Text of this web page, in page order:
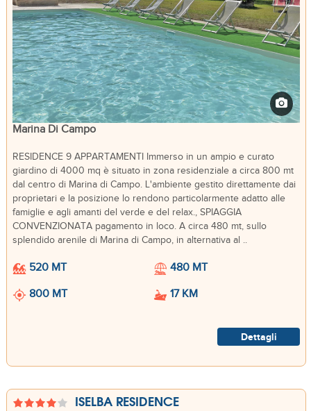
Marina Di Campo
RESIDENCE 9 APPARTAMENTI Immerso in un ampio e curato
giardino di 4000 mq è situato in zona residenziale a circa 800 mt
dal centro di Marina di Campo. L'ambiente gestito direttamente dai
proprietari e la posizione lo rendono particolarmente adatto alle
famiglie e agli amanti del verde e del relax., SPIAGGIA
CONVENZIONATA pagamento in loco. A circa 480 mt, sullo
splendido arenile di Marina di Campo, in alternativa al ..
520 MT
480 MT
800 MT
17 KM
Dettagli
ISELBA RESIDENCE